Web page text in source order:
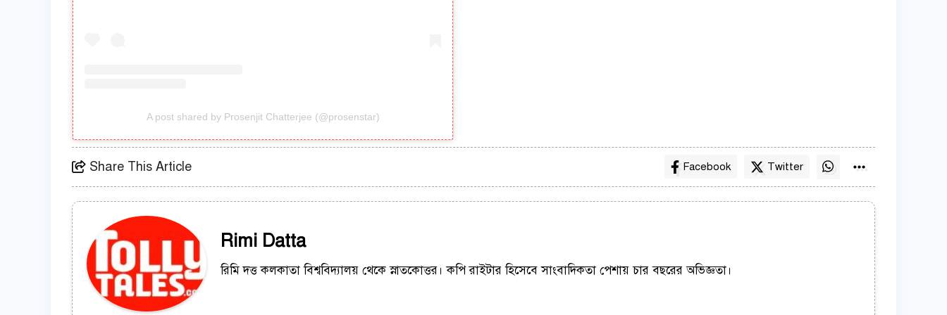
A post shared by Prosenjit Chatterjee (@prosenstar)
Share This Article Facebook Twitter
Rimi Datta
রিমি দত্ত কলকাতা বিশ্ববিদ্যালয় থেকে স্নাতকোত্তর। কপি রাইটার হিসেবে সাংবাদিকতা পেশায় চার বছরের অভিজ্ঞতা।